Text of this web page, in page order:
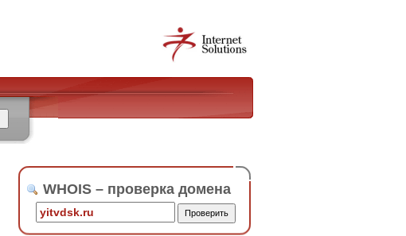
WHOIS – проверка домена